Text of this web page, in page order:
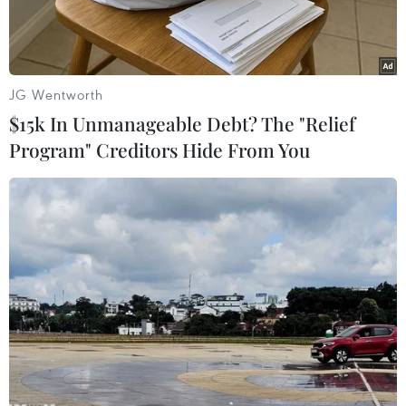
Người dân di chuyển trên đường phố Tokyo, Nhật bản. (Ảnh:
AFP/ TTXVN)
Ngày 21/6, Nội các Nhật Bản công bố chính sách
kinh tế hằng năm với trọng tâm là gói cải cách
lao động nhằm giải quyết những thách thức
JG Wentworth
$15k In Unmanageable Debt? The "Relief
Program" Creditors Hide From You